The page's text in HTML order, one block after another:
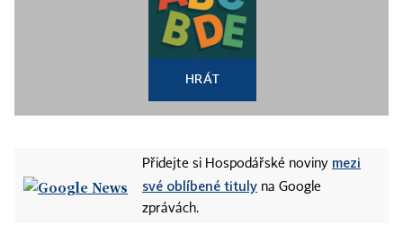
HRÁT
Přidejte si Hospodářské noviny mezi
své oblíbené tituly na Google
zprávách.